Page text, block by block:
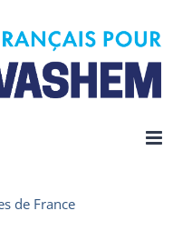
de France